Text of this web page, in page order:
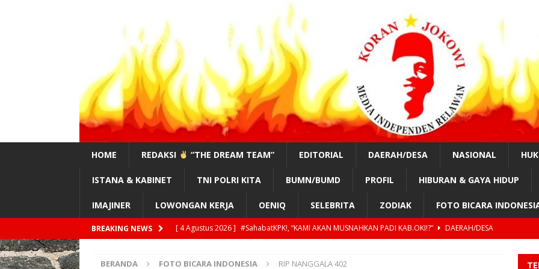
HOME REDAKSI “THE DREAM TEAM” EDITORIAL DAERAH/DESA NASIONAL
ISTANA & KABINET TNI POLRI KITA BUMN/BUMD PROFIL HIBURAN & GAYA HIDUP
IMAJINER LOWONGAN KERJA OENIQ SELEBRITA ZODIAK FOTO BICARA
BREAKING NEWS [ 4 Agustus 2026 ] #SahabatKPK!, “KAMI AKAN MUSNAHKAN PADI KAB.OKI!?”
DAERAH/DESA
BERANDA FOTO BICARA INDONESIA RIP NANGGALA 402